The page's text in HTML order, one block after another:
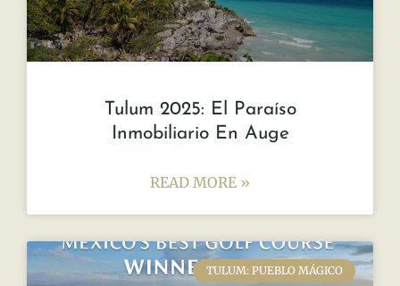
Tulum 2025: El Paraíso
Inmobiliario En Auge
READ MORE »
TULUM: PUEBLO MÁGICO